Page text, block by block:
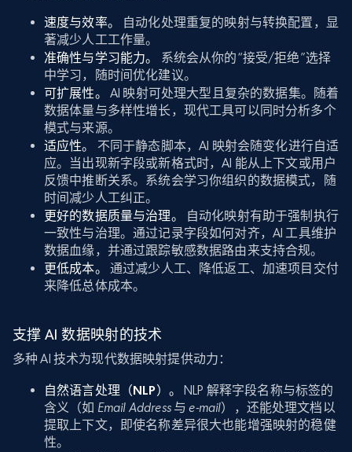
速度与效率。
自动化处理重复的映射与转换配置，显
著减少人工工作量。
准确性与学习能力。
系统会从你的“接受/拒绝”选择
中学习，随时间优化建议。
可扩展性。
AI 映射可处理大型且复杂的数据集。随着
数据体量与多样性增长，现代工具可以同时分析多个
模式与来源。
适应性。
不同于静态脚本，AI 映射会随变化进行自适
应。当出现新字段或新格式时，AI 能从上下文或用户
反馈中推断关系。系统会学习你组织的数据模式，随
时间减少人工纠正。
更好的数据质量与治理。
自动化映射有助于强制执行
一致性与治理。通过记录字段如何对齐，AI 工具维护
数据血缘，并通过跟踪敏感数据路由来支持合规。
更低成本。
通过减少人工、降低返工、加速项目交付
来降低总体成本。
支撑 AI 数据映射的技术
多种 AI 技术为现代数据映射提供动力：
自然语言处理（NLP）。
NLP 解释字段名称与标签的
含义（如 Email Address与e-mail），还能处理文档以
提取上下文，即使名称差异很大也能增强映射的稳健
性。